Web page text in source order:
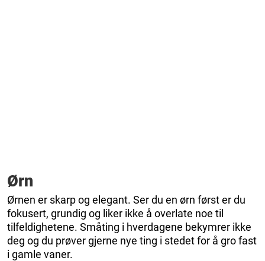
Ørn
Ørnen er skarp og elegant. Ser du en ørn først er du
fokusert, grundig og liker ikke å overlate noe til
tilfeldighetene. Småting i hverdagene bekymrer ikke
deg og du prøver gjerne nye ting i stedet for å gro fast
i gamle vaner.